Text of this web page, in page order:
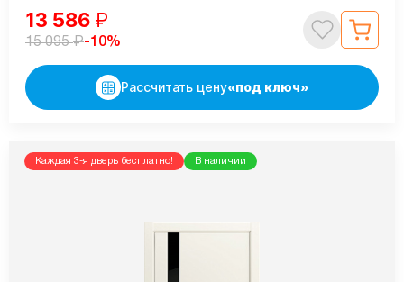
13 586 ₽
15 095₽-10%
Рассчитать цену«под ключ»
Каждая 3-я дверь бесплатно! В наличии